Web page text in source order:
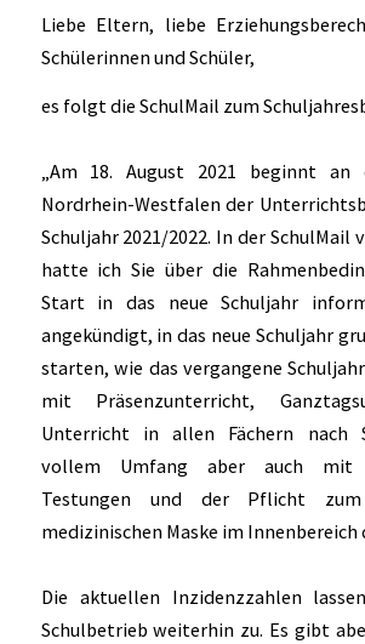
Liebe Eltern, liebe
Schülerinnen und Schüler,
es folgt die SchulMail zum
„Am 18. August 2021 beginnt an
Nordrhein-Westfalen der
Schuljahr 2021/2022. In der SchulMail
hatte ich Sie über die
Start in das neue Schuljahr
angekündigt, in das neue Schuljahr
starten, wie das vergangene
mit Präsenzunterricht,
Unterricht in allen Fächern nach
vollem Umfang aber auch mit
Testungen und der Pflicht
medizinischen Maske im Innenbereich
Die aktuellen Inzidenzzahlen
Schulbetrieb weiterhin zu. Es gibt